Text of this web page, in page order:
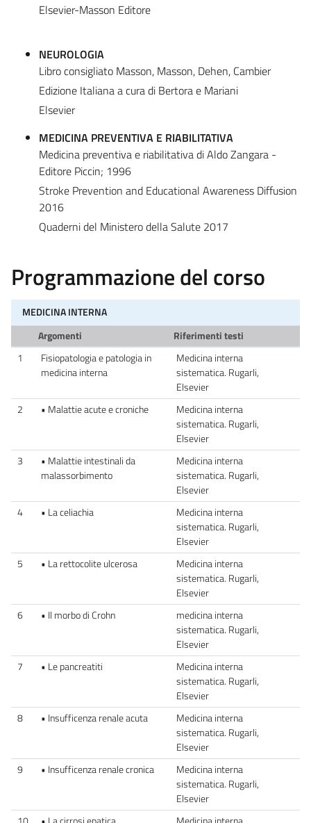
Elsevier-Masson Editore
NEUROLOGIA
Libro consigliato Masson, Masson, Dehen, Cambier
Edizione Italiana a cura di Bertora e Mariani
Elsevier
MEDICINA PREVENTIVA E RIABILITATIVA
Medicina preventiva e riabilitativa di Aldo Zangara -
Editore Piccin; 1996
Stroke Prevention and Educational Awareness Diffusion
2016
Quaderni del Ministero della Salute 2017
Programmazione del corso
MEDICINA INTERNA
Argomenti
Riferimenti testi
1
Fisiopatologia e patologia in
medicina interna
Medicina interna
sistematica. Rugarli,
Elsevier
2
• Malattie acute e croniche
Medicina interna
sistematica. Rugarli,
Elsevier
3
• Malattie intestinali da
malassorbimento
Medicina interna
sistematica. Rugarli,
Elsevier
4
• La celiachia
Medicina interna
sistematica. Rugarli,
Elsevier
5
• La rettocolite ulcerosa
Medicina interna
sistematica. Rugarli,
Elsevier
6
• Il morbo di Crohn
medicina interna
sistematica. Rugarli,
Elsevier
7
• Le pancreatiti
Medicina interna
sistematica. Rugarli,
Elsevier
8
• Insufficenza renale acuta
Medicina interna
sistematica. Rugarli,
Elsevier
9
• Insufficenza renale cronica
Medicina interna
sistematica. Rugarli,
Elsevier